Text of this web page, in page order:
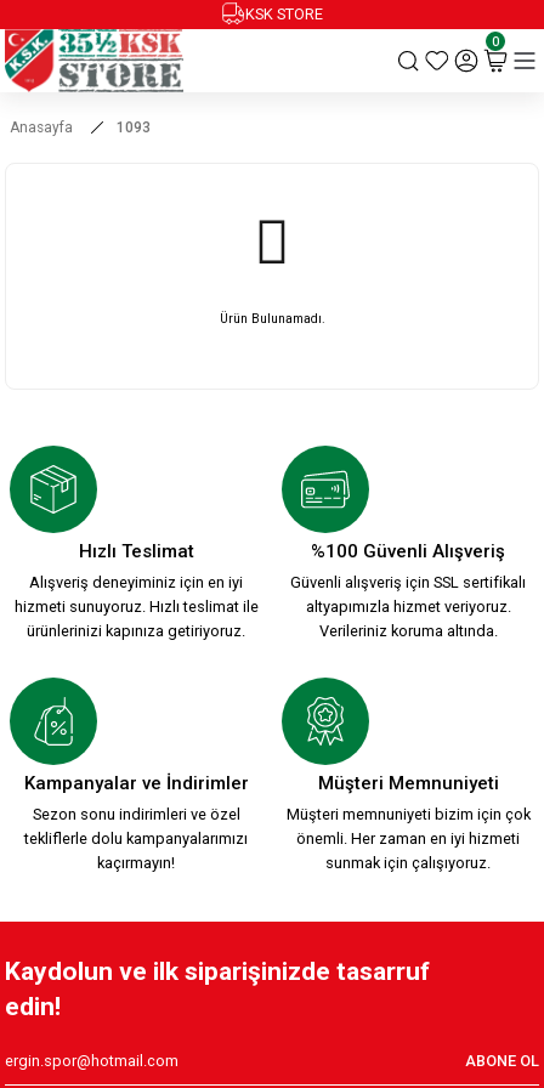
KSK STORE
0
Anasayfa 1093
Ürün Bulunamadı.
Hızlı Teslimat
Alışveriş deneyiminiz için en iyi
hizmeti sunuyoruz. Hızlı teslimat ile
ürünlerinizi kapınıza getiriyoruz.
%100 Güvenli Alışveriş
Güvenli alışveriş için SSL sertifikalı
altyapımızla hizmet veriyoruz.
Verileriniz koruma altında.
Kampanyalar ve İndirimler
Sezon sonu indirimleri ve özel
tekliflerle dolu kampanyalarımızı
kaçırmayın!
Müşteri Memnuniyeti
Müşteri memnuniyeti bizim için çok
önemli. Her zaman en iyi hizmeti
sunmak için çalışıyoruz.
Kaydolun ve ilk siparişinizde tasarruf
edin!
ABONE OL